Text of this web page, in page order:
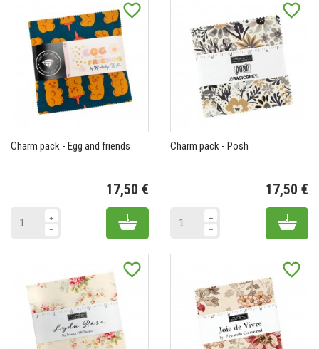
favorite_border
Charm pack - Egg and friends
17,50 €
Add to cart
favorite_border
Charm pack - Posh
17,50 €
Add
favorite_border favorite_border